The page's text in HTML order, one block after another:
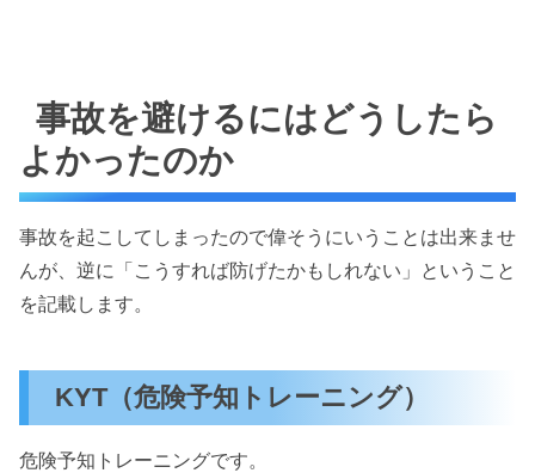
事故を避けるにはどうしたら
よかったのか
事故を起こしてしまったので偉そうにいうことは出来ませ
んが、逆に「こうすれば防げたかもしれない」ということ
を記載します。
KYT（危険予知トレーニング）
危険予知トレーニングです。